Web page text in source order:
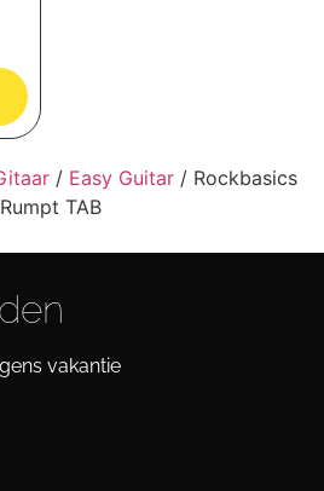
/ Easy Guitar / Rockbasics
TAB
vakantie